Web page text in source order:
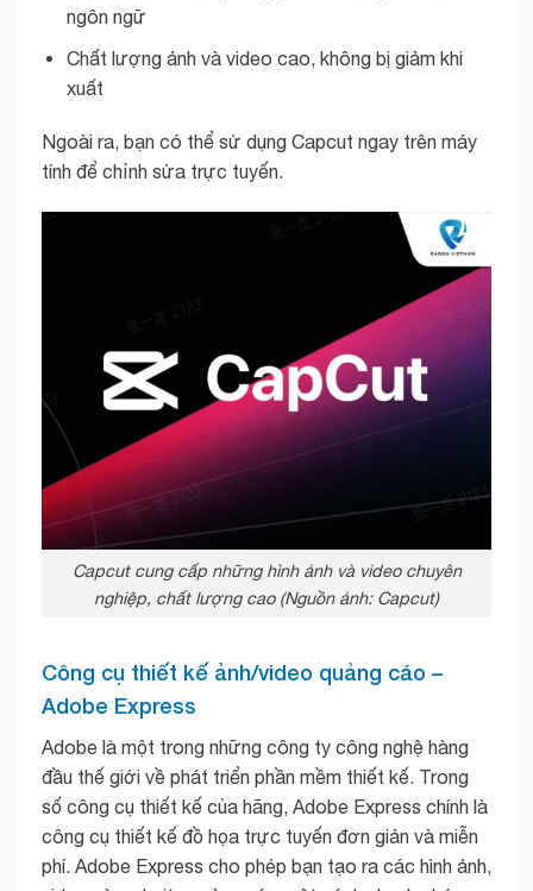
ngôn ngữ
Chất lượng ảnh và video cao, không bị giảm khi
xuất
Ngoài ra, bạn có thể sử dụng Capcut ngay trên máy
tính để chỉnh sửa trực tuyến.
Capcut cung cấp những hình ảnh và video chuyên
nghiệp, chất lượng cao (Nguồn ảnh: Capcut)
Công cụ thiết kế ảnh/video quảng cáo –
Adobe Express
Adobe là một trong những công ty công nghệ hàng
đầu thế giới về phát triển phần mềm thiết kế. Trong
số công cụ thiết kế của hãng, Adobe Express chính là
công cụ thiết kế đồ họa trực tuyến đơn giản và miễn
phí. Adobe Express cho phép bạn tạo ra các hình ảnh,